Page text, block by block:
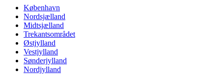
København
Nordsjælland
Midtsjælland
Trekantsområdet
Østjylland
Vestjylland
Sønderjylland
Nordjylland